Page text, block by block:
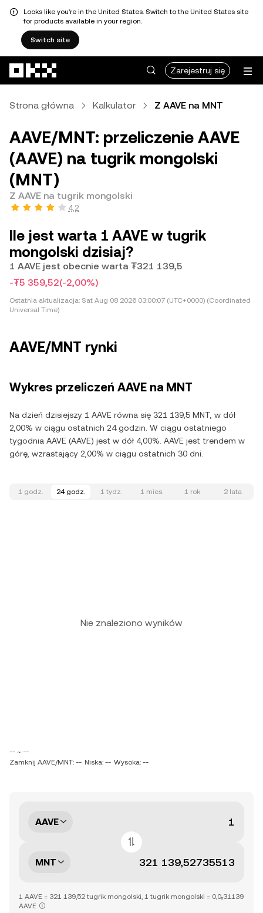
Looks like you're in the United States. Switch to the United States site
for products available in your region.
Switch site
Zarejestruj się
Strona główna Kalkulator Z AAVE na MNT
AAVE/MNT: przeliczenie AAVE
(AAVE) na tugrik mongolski
(MNT)
Z AAVE na tugrik mongolski
4,2
Ile jest warta 1 AAVE w tugrik
mongolski dzisiaj?
1 AAVE jest obecnie warta ₮321 139,5
-₮5 359,52(-2,00%)
Ostatnia aktualizacja: Sat Aug 08 2026 03:00:07 (UTC+0000) (Coordinated
Universal Time)
AAVE/MNT rynki
Wykres przeliczeń AAVE na MNT
Na dzień dzisiejszy 1 AAVE równa się 321 139,5 MNT, w dół
2,00% w ciągu ostatnich 24 godzin. W ciągu ostatniego
tygodnia AAVE (AAVE) jest w dół 4,00%. AAVE jest trendem w
górę, wzrastający 2,00% w ciągu ostatnich 30 dni.
1 godz. 24 godz. 1 tydz. 1 mies. 1 rok 2 lata
Nie znaleziono wyników
-- ~ --
Zamknij AAVE/MNT: -- Niska: -- Wysoka: --
AAVE
MNT
1 AAVE = 321 139,52 tugrik mongolski, 1 tugrik mongolski = 0,0₅31139
AAVE